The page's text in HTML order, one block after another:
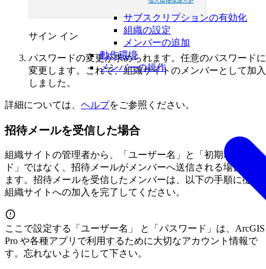
サブスクリプションの有効化
組織の設定
メンバーの追加
動作環境
メンバーの操作
サイン イン
パスワードの変更が求められます。任意のパスワードに
変更します。これで、組織サイトのメンバーとして加入
しました。
詳細については、 ヘルプをご参照ください。
招待メールを受信した場合
組織サイトの管理者から、「ユーザー名」と「初期パスワー
ド」ではなく、招待メールがメンバーへ送信される場合があ
ます。招待メールを受信したメンバーは、以下の手順に従い
組織サイトへの加入を完了してください。
ここで設定する「ユーザー名」 と「パスワード」は、ArcGIS
Pro や各種アプリで利用するために大切なアカウント情報で
す。忘れないようにして下さい。